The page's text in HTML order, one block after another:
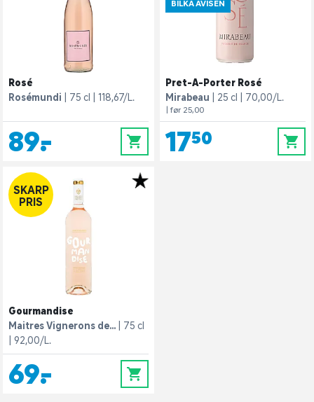
Rosé
Rosémundi
75 cl 118,67/L.
89,- 0
BILKA AVISEN
Pret-A-Porter Rosé
Mirabeau
25 cl 70,00/L.
| før 25,00
17,50 0
SKARP
PRIS
Gourmandise
Maitres Vignerons de...
75 cl
92,00/L.
69,- 0